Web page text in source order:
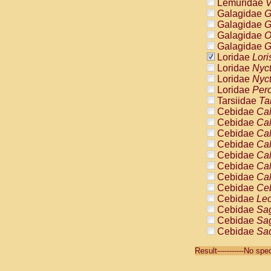
Lemuridae
Galagidae
Galagidae
Galagidae
Galagidae
Loridae
Loridae
Loridae
Loridae
Tarsiidae
Cebidae
Cebidae
Cebidae
Cebidae
Cebidae
Cebidae
Cebidae
Cebidae
Cebidae
Cebidae
Cebidae
Cebidae
Cebidae
Result-----------No